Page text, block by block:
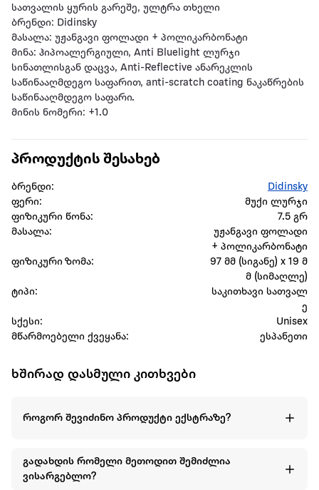
სათვალის ყურის გარეშე, ულტრა თხელი
ბრენდი: Didinsky
მასალა: უჟანგავი ფოლადი + პოლიკარბონატი
მინა: ჰიპოალერგიული, Anti Bluelight ლურჯი
სინათლისგან დაცვა, Anti-Reflective ანარეკლის
საწინააღმდეგო საფარით, anti-scratch coating ნაკაწრების
საწინააღმდეგო საფარი.
მინის ნომერი: +1.0
პროდუქტის შესახებ
ბრენდი:
Didinsky
ფერი:
მუქი ლურჯი
ფიზიკური წონა:
7.5 გრ
მასალა:
უჟანგავი ფოლადი
+ პოლიკარბონატი
ფიზიკური ზომა:
97 მმ (სიგანე) x 19 მ
მ (სიმაღლე)
ტიპი:
საკითხავი სათვალ
ე
სქესი:
Unisex
მწარმოებელი ქვეყანა:
ესპანეთი
ხშირად დასმული კითხვები
როგორ შევიძინო პროდუქტი ექსტრაზე?
გადახდის რომელი მეთოდით შემიძლია
ვისარგებლო?